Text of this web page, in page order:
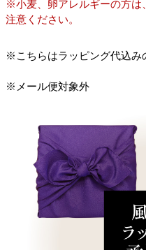
※小麦、卵アレルギーの方は
注意ください。
※こちらはラッピング代込み
※メール便対象外